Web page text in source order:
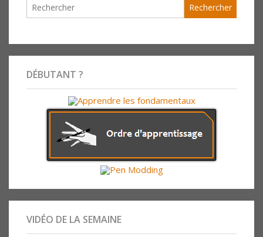
DÉBUTANT ?
VIDÉO DE LA SEMAINE